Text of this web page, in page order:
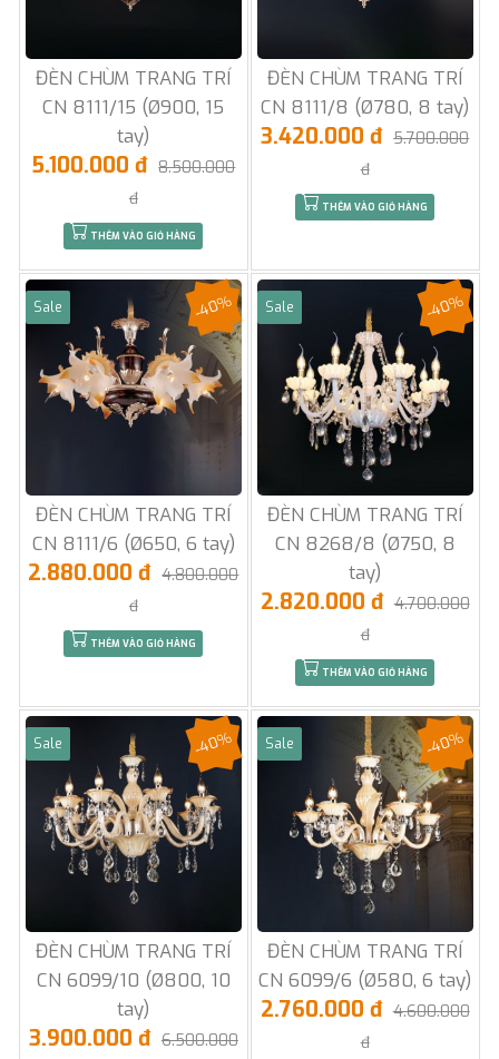
ĐÈN CHÙM TRANG TRÍ
CN 8111/15 (Ø900, 15
tay)
5.100.000 đ 8.500.000
đ
THÊM VÀO GIỎ HÀNG
ĐÈN CHÙM TRANG TRÍ
CN 8111/8 (Ø780, 8 tay)
3.420.000 đ 5.700.000
đ
THÊM VÀO GIỎ HÀNG
Sale
ĐÈN CHÙM TRANG TRÍ
CN 8111/6 (Ø650, 6 tay)
-40%
2.880.000 đ 4.800.000
đ
THÊM VÀO GIỎ HÀNG
Sale
ĐÈN CHÙM TRANG TRÍ
CN 8268/8 (Ø750, 8
tay)
-40%
2.820.000 đ 4.700.000
đ
THÊM VÀO GIỎ HÀNG
Sale
ĐÈN CHÙM TRANG TRÍ
CN 6099/10 (Ø800, 10
tay)
-40%
3.900.000 đ 6.500.000
Sale
ĐÈN CHÙM TRANG TRÍ
CN 6099/6 (Ø580, 6 tay)
-40%
2.760.000 đ 4.600.000
đ